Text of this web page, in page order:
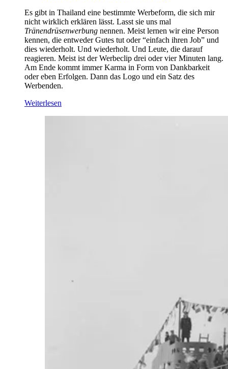
Es gibt in Thailand eine bestimmte Werbeform, die sich mir
nicht wirklich erklären lässt. Lasst sie uns mal
Tränendrüsenwerbung nennen. Meist lernen wir eine Person
kennen, die entweder Gutes tut oder “einfach ihren Job” und
dies wiederholt. Und wiederholt. Und Leute, die darauf
reagieren. Meist ist der Werbeclip drei oder vier Minuten lang.
Am Ende kommt immer Karma in Form von Dankbarkeit
oder eben Erfolgen. Dann das Logo und ein Satz des
Werbenden.
Weiterlesen